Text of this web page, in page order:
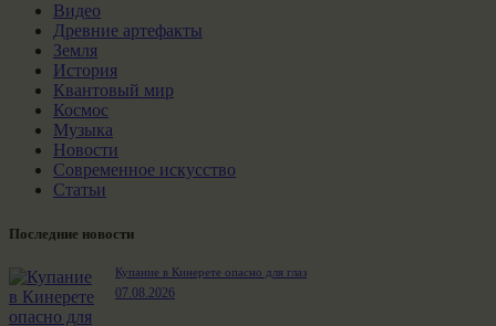
Видео
Древние артефакты
Земля
История
Квантовый мир
Космос
Музыка
Новости
Современное искусство
Статьи
Последние новости
Купание в Кинерете опасно для глаз
07.08.2026